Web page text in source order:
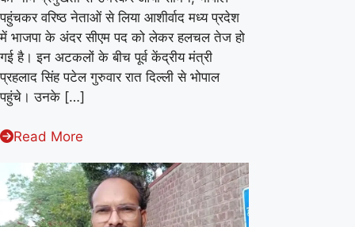
हर
हर
महादेव
दौड़
में
पहले
पटेल
का
नाम
पहुंचकर वरिष्ठ नेताओं से लिया आशीर्वाद मध्य प्रदेश
में भाजपा के अंदर सीएम पद को लेकर हलचल तेज हो
गई है। इन अटकलों के बीच पूर्व केंद्रीय मंत्री
प्रहलाद सिंह पटेल गुरुवार रात दिल्ली से भोपाल
पहुंचे। उनके […]
Read More